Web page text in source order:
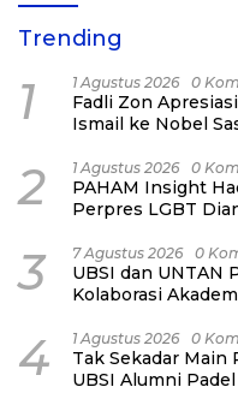
Trending
1 1 Agustus 2026 0
Fadli Zon
Ismail ke Nobel
2 1 Agustus 2026 0
PAHAM Insight
Perpres LGBT
3 7 Agustus 2026 0
UBSI dan UNTAN
Kolaborasi
4 1 Agustus 2026 0
Tak Sekadar Main
UBSI Alumni